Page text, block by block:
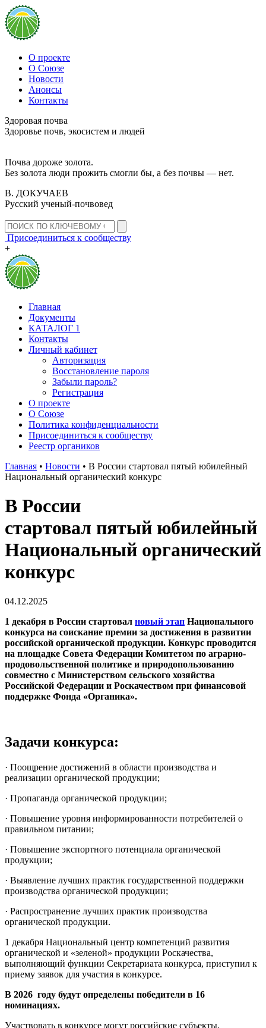
О проекте
О Союзе
Новости
Анонсы
Контакты
Здоровая почва
Здоровье почв, экосистем и людей
Почва дороже золота.
Без золота люди прожить смогли бы, а без почвы — нет.
В. ДОКУЧАЕВ
Русский ученый-почвовед
Присоединиться к сообществу
+
Главная
Документы
КАТАЛОГ 1
Контакты
Личный кабинет
Авторизация
Восстановление пароля
Забыли пароль?
Регистрация
О проекте
О Союзе
Политика конфиденциальности
Присоединиться к сообществу
Реестр органиков
Главная • Новости • В России стартовал пятый юбилейный
Национальный органический конкурс
В России
стартовал пятый юбилейный
Национальный органический
конкурс
04.12.2025
1 декабря в России стартовал новый этап Национального
конкурса на соискание премии за достижения в развитии
российской органической продукции. Конкурс проводится
на площадке Совета Федерации Комитетом по аграрно-
продовольственной политике и природопользованию
совместно с Министерством сельского хозяйства
Российской Федерации и Роскачеством при финансовой
поддержке Фонда «Органика».
Задачи конкурса:
· Поощрение достижений в области производства и
реализации органической продукции;
· Пропаганда органической продукции;
· Повышение уровня информированности потребителей о
правильном питании;
· Повышение экспортного потенциала органической
продукции;
· Выявление лучших практик государственной поддержки
производства органической продукции;
· Распространение лучших практик производства
органической продукции.
1 декабря Национальный центр компетенций развития
органической и «зеленой» продукции Роскачества,
выполняющий функции Секретариата конкурса, приступил к
приему заявок для участия в конкурсе.
В 2026 году будут определены победители в 16
номинациях.
Участвовать в конкурсе могут российские субъекты,